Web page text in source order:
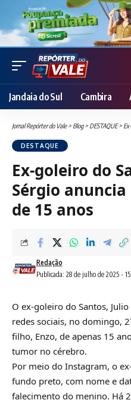
Jandaia do Sul Cambira
Jornal Repórter do Vale> Blog> DESTAQUE>
DESTAQUE
Ex-goleiro do
Sérgio
de 15 anos
Publicada: 28 de julho de 2025 -
Redação
O ex-goleiro do Santos,
redes sociais, no domingo,
filho, Enzo, de apenas 15
tumor no cérebro.
Por meio do Instagram, o
fundo preto, com nome e
falecimento do menino. Há